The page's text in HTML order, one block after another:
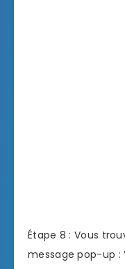
Étape 8 : Vous
message pop-up :